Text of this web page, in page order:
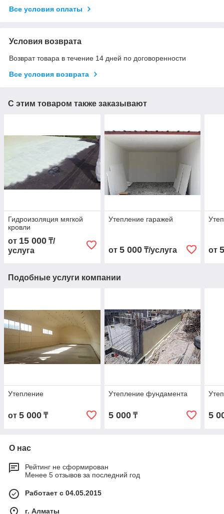
Все условия оплаты
Условия возврата
Возврат товара в течение 14 дней по договоренности
Все условия возврата
С этим товаром также заказывают
Гидроизоляция мягкой
кровли
от 15 000 ₸/
услуга
Утепление гаражей
от 5 000₸/услуга от
Подобные услуги компании
Утепление
от 5 000 ₸
Утепление фундамента
5 000₸ 5
О нас
Рейтинг не сформирован
Менее 5 отзывов за последний год
Работает с 04.05.2015
г. Алматы